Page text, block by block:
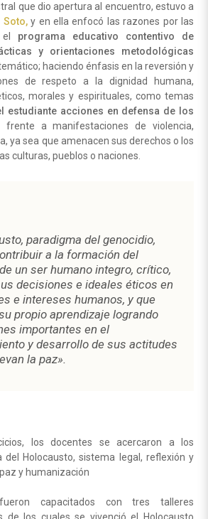
que dio apertura al encuentro, estuvo a
Soto,y en ella enfocó las razones por las
el programa educativo contentivo de
y orientaciones metodológicas
haciendo énfasis en la reversión y
de respeto a la dignidad humana,
morales y espirituales, como temas
estudiante acciones en defensa de los
frente a manifestaciones de violencia,
ya sea que amenacen sus derechos o los
culturas, pueblos o naciones.
paradigma del genocidio,
a la formación del
un ser humano integro, crítico,
decisiones e ideales éticos en
e intereses humanos, y que
propio aprendizaje logrando
importantes en el
y desarrollo de sus actitudes
la paz».
los docentes se acercaron a los
del Holocausto, sistema legal, reflexión y
y humanización
capacitados con tres talleres